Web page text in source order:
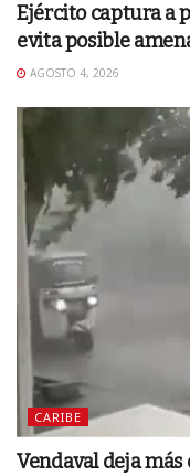
Ejército captura a
evita posible
AGOSTO 4, 2026
CARIBE
Vendaval deja